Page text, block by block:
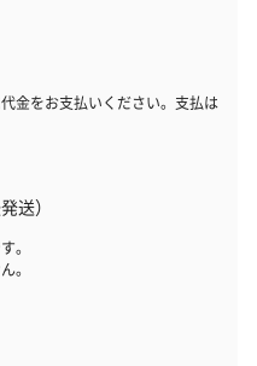
金をお支払いください。支払は
送）
。
。